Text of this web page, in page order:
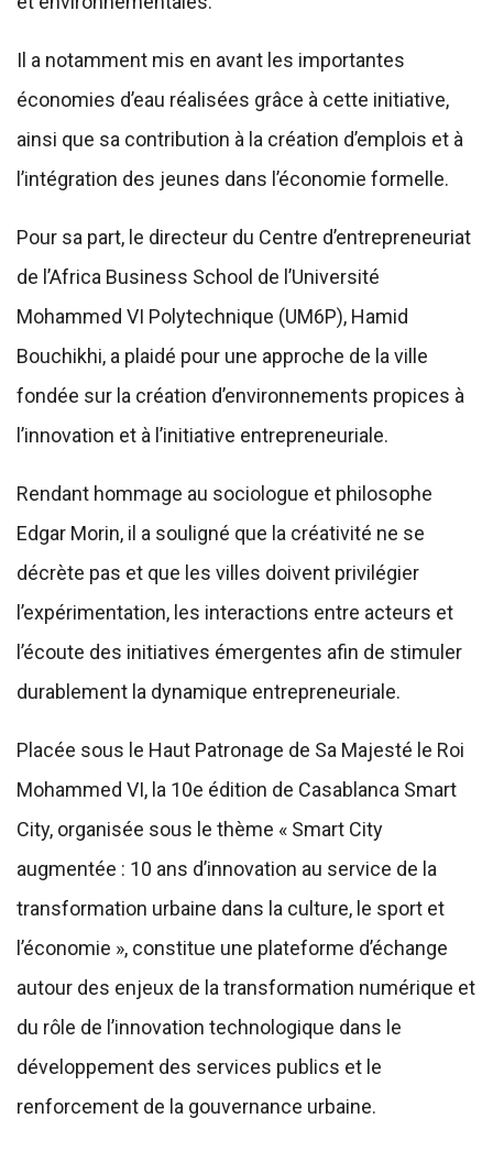
Il a notamment mis en avant les importantes
économies d’eau réalisées grâce à cette initiative,
ainsi que sa contribution à la création d’emplois et à
l’intégration des jeunes dans l’économie formelle.
Pour sa part, le directeur du Centre d’entrepreneuriat
de l’Africa Business School de l’Université
Mohammed VI Polytechnique (UM6P), Hamid
Bouchikhi, a plaidé pour une approche de la ville
fondée sur la création d’environnements propices à
l’innovation et à l’initiative entrepreneuriale.
Rendant hommage au sociologue et philosophe
Edgar Morin, il a souligné que la créativité ne se
décrète pas et que les villes doivent privilégier
l’expérimentation, les interactions entre acteurs et
l’écoute des initiatives émergentes afin de stimuler
durablement la dynamique entrepreneuriale.
Placée sous le Haut Patronage de Sa Majesté le Roi
Mohammed VI, la 10e édition de Casablanca Smart
City, organisée sous le thème « Smart City
augmentée : 10 ans d’innovation au service de la
transformation urbaine dans la culture, le sport et
l’économie », constitue une plateforme d’échange
autour des enjeux de la transformation numérique et
du rôle de l’innovation technologique dans le
développement des services publics et le
renforcement de la gouvernance urbaine.